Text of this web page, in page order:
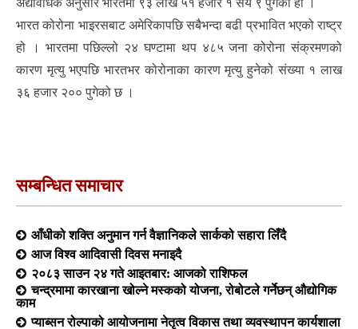
भारत कोरोना भाइरसबाट अमेरिकापछि सबैभन्दा बढी प्रभावित भएको राष्ट्र
हो । भारतमा पछिल्लो २४ घण्टामा थप ४८५ जना कोरोना संक्रमणको
कारण मृत्यु भएपछि भारतभर कोरोनाका कारण मृत्यु हुनेको संख्या १ लाख
३६ हजार २०० पुगेको छ ।
सम्बन्धित समाचार
आँधीको शक्ति अनुमान गर्न वैज्ञानिकले सार्कको सहारा लिँदै
आज विश्व आदिवासी दिवस मनाइदै
२०८३ साउन २४ गते आइतबार: आजको राशिफल
चन्द्रमामा कारखाना खोल्ने मस्कको योजना, रोबोटले गर्नेछन् औद्योगिक
काम
प्याब्सन रोल्पाको आयोजनामा नेतृत्व विकास तथा व्यवस्थापन कार्यशाला